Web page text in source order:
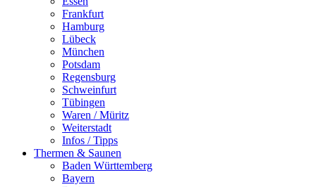
Frankfurt
Hamburg
Lübeck
München
Potsdam
Regensburg
Schweinfurt
Tübingen
Waren / Müritz
Weiterstadt
Infos / Tipps
Thermen & Saunen
Baden Württemberg
Bayern